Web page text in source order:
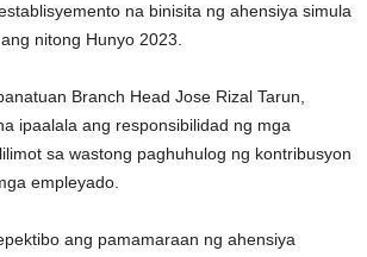
na binisita ng ahensiya simula
nitong Hunyo 2023.
Branch Head Jose Rizal Tarun,
ipaalala ang responsibilidad ng mga
sa wastong paghuhulog ng kontribusyon
empleyado.
ang pamamaraan ng ahensiya